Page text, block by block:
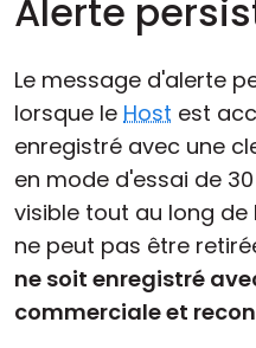
Alerte
Le message d'alerte
lorsque le Host est
enregistré avec une
en mode d'essai de
visible tout au long
ne peut pas être
ne soit enregistré
commerciale et